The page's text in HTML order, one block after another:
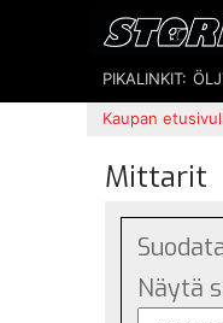
PIKALINKIT:
Kaupan
Mittarit
Näytä